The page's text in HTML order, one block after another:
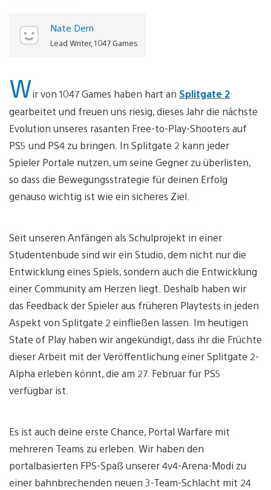
Nate Dern
Lead Writer, 1047 Games
Wir von 1047 Games haben hart an Splitgate 2
gearbeitet und freuen uns riesig, dieses Jahr die nächste
Evolution unseres rasanten Free-to-Play-Shooters auf
PS5 und PS4 zu bringen. In Splitgate 2 kann jeder
Spieler Portale nutzen, um seine Gegner zu überlisten,
so dass die Bewegungsstrategie für deinen Erfolg
genauso wichtig ist wie ein sicheres Ziel.
Seit unseren Anfängen als Schulprojekt in einer
Studentenbude sind wir ein Studio, dem nicht nur die
Entwicklung eines Spiels, sondern auch die Entwicklung
einer Community am Herzen liegt. Deshalb haben wir
das Feedback der Spieler aus früheren Playtests in jeden
Aspekt von Splitgate 2 einfließen lassen. Im heutigen
State of Play haben wir angekündigt, dass ihr die Früchte
dieser Arbeit mit der Veröffentlichung einer Splitgate 2-
Alpha erleben könnt, die am 27. Februar für PS5
verfügbar ist.
Es ist auch deine erste Chance, Portal Warfare mit
mehreren Teams zu erleben. Wir haben den
portalbasierten FPS-Spaß unserer 4v4-Arena-Modi zu
einer bahnbrechenden neuen 3-Team-Schlacht mit 24